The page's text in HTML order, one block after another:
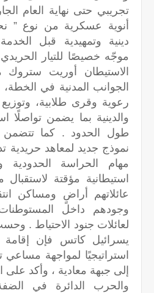
تجريبي حتى نهاية العام
أنوية عسكرية من نوع ”
دينية وتمهيدية قبل
موجّه خصيصًا للتيار
الاستيطان أوريت
الجوانب المدنية في
رعوية وقرى طلابية،
والدينية بما يضمن تواصلًا
طول الحدود . كما تتضمن
نموذج جديد لمعاهد حريدية
مهام الحراسة الحدودية
استيطانية مؤقتة
عائلاتهم أراضٍ ومساكن
وجودهم داخل
لعائلات جنود الاحتياط .
يسرائيل كاتس فإن إقامة
استراتيجيًا لمواجهة مساعي
إلى جبهة معادية ، وأكد على
والحرب الدائرة في